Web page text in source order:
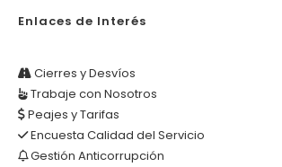
Enlaces de Interés
Cierres y Desvíos
Trabaje con Nosotros
Peajes y Tarifas
Encuesta Calidad del Servicio
Gestión Anticorrupción